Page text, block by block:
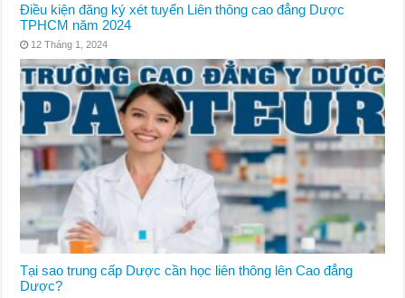
Điều kiện đăng ký xét tuyển Liên thông cao đẳng Dược
TPHCM năm 2024
12 Tháng 1, 2024
Tại sao trung cấp Dược cần học liên thông lên Cao đẳng
Dược?